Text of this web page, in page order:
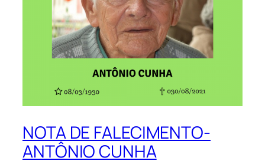
NOTA DE FALECIMENTO-
ANTÔNIO CUNHA